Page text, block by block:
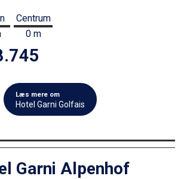
Centrum
0 m
Læs mere om
Hotel Garni Golfais
Garni Alpenhof